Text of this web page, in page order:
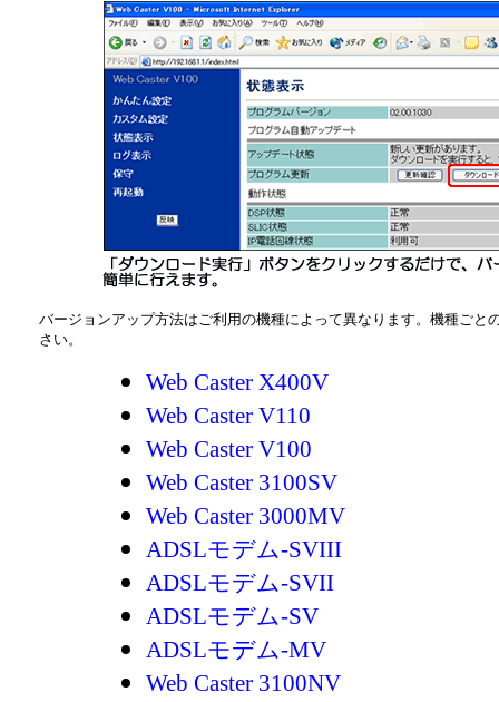
バージョンアップ方法はご利用の機種によって異なります。機種ごと
さい。
Web Caster X400V
Web Caster V110
Web Caster V100
Web Caster 3100SV
Web Caster 3000MV
ADSLモデム-SVIII
ADSLモデム-SVII
ADSLモデム-SV
ADSLモデム-MV
Web Caster 3100NV